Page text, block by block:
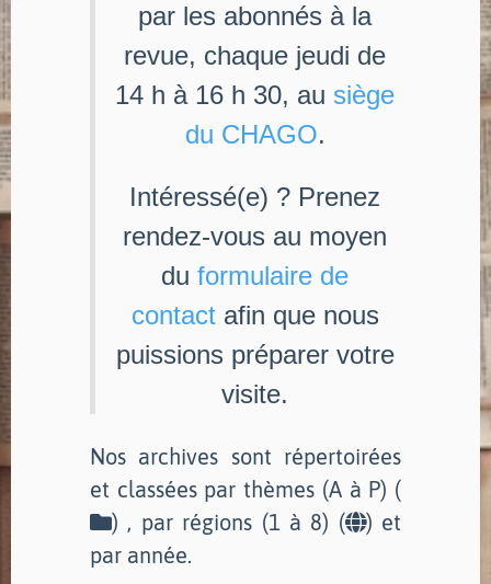
par les abonnés à la
revue, chaque jeudi de
14 h à 16 h 30, au siège
du CHAGO.
Intéressé(e) ? Prenez
rendez-vous au moyen
du formulaire de
contactafin que nous
puissions préparer votre
visite.
Nos archives sont répertoirées
et classées par thèmes (A à P) (
) , par régions (1 à 8) (
) et
par année.